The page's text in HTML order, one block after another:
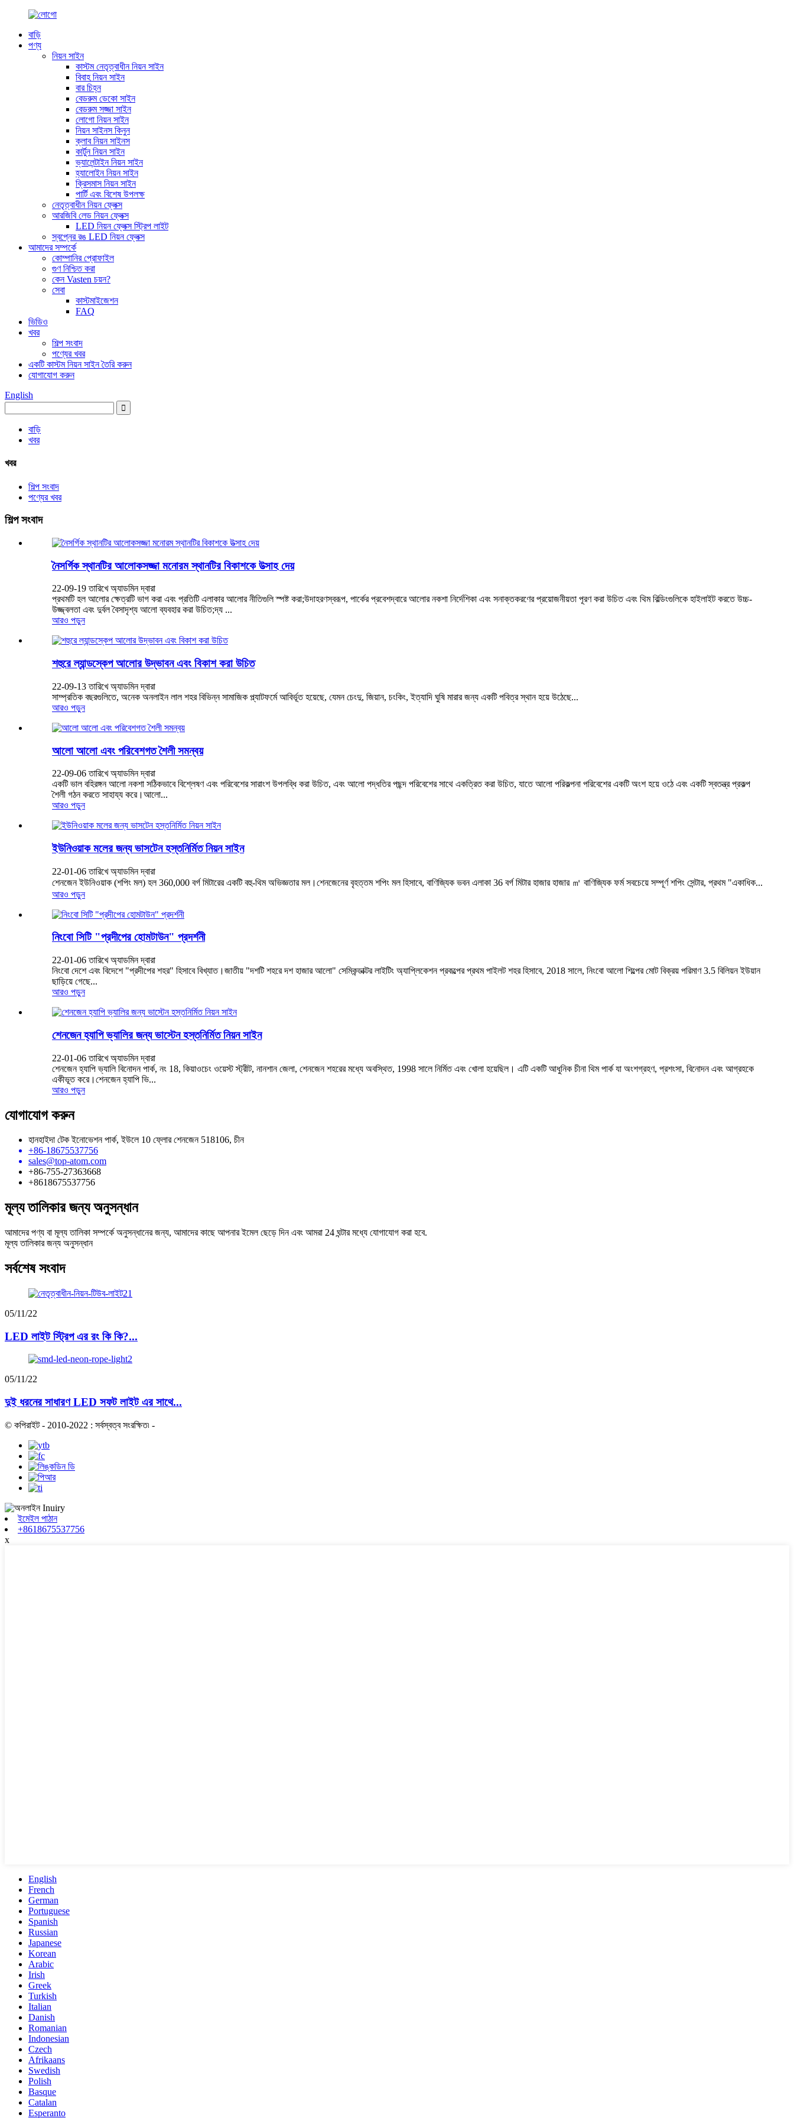
বাড়ি
পণ্য
নিয়ন সাইন
কাস্টম নেতৃত্বাধীন নিয়ন সাইন
বিবাহ নিয়ন সাইন
বার চিহ্ন
বেডরুম ডেকো সাইন
বেডরুম সজ্জা সাইন
লোগো নিয়ন সাইন
নিয়ন সাইনস কিনুন
ক্লাব নিয়ন সাইনস
কার্টুন নিয়ন সাইন
ভ্যালেন্টাইন নিয়ন সাইন
হ্যালোইন নিয়ন সাইন
ক্রিসমাস নিয়ন সাইন
পার্টি এবং বিশেষ উপলক্ষ
নেতৃত্বাধীন নিয়ন ফ্লেক্স
আরজিবি লেড নিয়ন ফ্লেক্স
LED নিয়ন ফ্লেক্স স্ট্রিপ লাইট
স্বপ্নের রঙ LED নিয়ন ফ্লেক্স
আমাদের সম্পর্কে
কোম্পানির প্রোফাইল
গুণ নিশ্চিত করা
কেন Vasten চয়ন?
সেবা
কাস্টমাইজেশন
FAQ
ভিডিও
খবর
শিল্প সংবাদ
পণ্যের খবর
একটি কাস্টম নিয়ন সাইন তৈরি করুন
যোগাযোগ করুন
English
বাড়ি
খবর
খবর
শিল্প সংবাদ
পণ্যের খবর
শিল্প সংবাদ
নৈসর্গিক স্থানটির আলোকসজ্জা মনোরম স্থানটির বিকাশকে উত্সাহ দেয়
22-09-19 তারিখে অ্যাডমিন দ্বারা
প্রথমটি হল আলোর ক্ষেত্রটি ভাগ করা এবং প্রতিটি এলাকার আলোর নীতিগুলি স্পষ্ট করা;উদাহরণস্বরূপ, পার্কের প্রবেশদ্বারে আলোর নকশা নির্দেশিকা এবং সনাক্তকরণের প্রয়োজনীয়তা পূরণ করা উচিত এবং থিম বিল্ডিংগুলিকে হাইলাইট করতে উচ্চ-
উজ্জ্বলতা এবং দুর্বল বৈসাদৃশ্য আলো ব্যবহার করা উচিত;দ্য ...
আরও পড়ুন
শহুরে ল্যান্ডস্কেপ আলোর উদ্ভাবন এবং বিকাশ করা উচিত
22-09-13 তারিখে অ্যাডমিন দ্বারা
সাম্প্রতিক বছরগুলিতে, অনেক অনলাইন লাল শহর বিভিন্ন সামাজিক প্ল্যাটফর্মে আবির্ভূত হয়েছে, যেমন চেংদু, জিয়ান, চংকিং, ইত্যাদি ঘুষি মারার জন্য একটি পবিত্র স্থান হয়ে উঠেছে...
আরও পড়ুন
আলো আলো এবং পরিবেশগত শৈলী সমন্বয়
22-09-06 তারিখে অ্যাডমিন দ্বারা
একটি ভাল বহিরঙ্গন আলো নকশা সঠিকভাবে বিশ্লেষণ এবং পরিবেশের সারাংশ উপলব্ধি করা উচিত, এবং আলো পদ্ধতির পছন্দ পরিবেশের সাথে একত্রিত করা উচিত, যাতে আলো পরিকল্পনা পরিবেশের একটি অংশ হয়ে ওঠে এবং একটি স্বতন্ত্র প্রকল্প
শৈলী গঠন করতে সাহায্য করে।আলো...
আরও পড়ুন
ইউনিওয়াক মলের জন্য ভাসটেন হস্তনির্মিত নিয়ন সাইন
22-01-06 তারিখে অ্যাডমিন দ্বারা
শেনজেন ইউনিওয়াক (শপিং মল) হল 360,000 বর্গ মিটারের একটি বহু-থিম অভিজ্ঞতার মল।শেনজেনের বৃহত্তম শপিং মল হিসাবে, বাণিজ্যিক ভবন এলাকা 36 বর্গ মিটার হাজার হাজার ㎡ বাণিজ্যিক ফর্ম সবচেয়ে সম্পূর্ণ শপিং সেন্টার, প্রথম "একাধিক...
আরও পড়ুন
নিংবো সিটি "প্রদীপের হোমটাউন" প্রদর্শনী
22-01-06 তারিখে অ্যাডমিন দ্বারা
নিংবো দেশে এবং বিদেশে "প্রদীপের শহর" হিসাবে বিখ্যাত।জাতীয় "দশটি শহরে দশ হাজার আলো" সেমিকন্ডাক্টর লাইটিং অ্যাপ্লিকেশন প্রকল্পের প্রথম পাইলট শহর হিসাবে, 2018 সালে, নিংবো আলো শিল্পের মোট বিক্রয় পরিমাণ 3.5 বিলিয়ন ইউয়ান
ছাড়িয়ে গেছে...
আরও পড়ুন
শেনজেন হ্যাপি ভ্যালির জন্য ভাস্টেন হস্তনির্মিত নিয়ন সাইন
22-01-06 তারিখে অ্যাডমিন দ্বারা
শেনজেন হ্যাপি ভ্যালি বিনোদন পার্ক, নং 18, কিয়াওচেং ওয়েস্ট স্ট্রীট, নানশান জেলা, শেনজেন শহরের মধ্যে অবস্থিত, 1998 সালে নির্মিত এবং খোলা হয়েছিল। এটি একটি আধুনিক চীনা থিম পার্ক যা অংশগ্রহণ, প্রশংসা, বিনোদন এবং আগ্রহকে
একীভূত করে।শেনজেন হ্যাপি ভি...
আরও পড়ুন
যোগাযোগ করুন
হানহাইদা টেক ইনোভেশন পার্ক, ইউলে 10 ফ্লোর শেনজেন 518106, চীন
+86-18675537756
sales@top-atom.com
+86-755-27363668
+8618675537756
মূল্য তালিকার জন্য অনুসন্ধান
আমাদের পণ্য বা মূল্য তালিকা সম্পর্কে অনুসন্ধানের জন্য, আমাদের কাছে আপনার ইমেল ছেড়ে দিন এবং আমরা 24 ঘন্টার মধ্যে যোগাযোগ করা হবে.
মূল্য তালিকার জন্য অনুসন্ধান
সর্বশেষ সংবাদ
05/11/22
LED লাইট স্ট্রিপ এর রং কি কি?...
05/11/22
দুই ধরনের সাধারণ LED সফট লাইট এর সাথে...
© কপিরাইট - 2010-2022 : সর্বস্বত্ব সংরক্ষিত৷ -
ইমেইল পাঠান
+8618675537756
x
English
French
German
Portuguese
Spanish
Russian
Japanese
Korean
Arabic
Irish
Greek
Turkish
Italian
Danish
Romanian
Indonesian
Czech
Afrikaans
Swedish
Polish
Basque
Catalan
Esperanto